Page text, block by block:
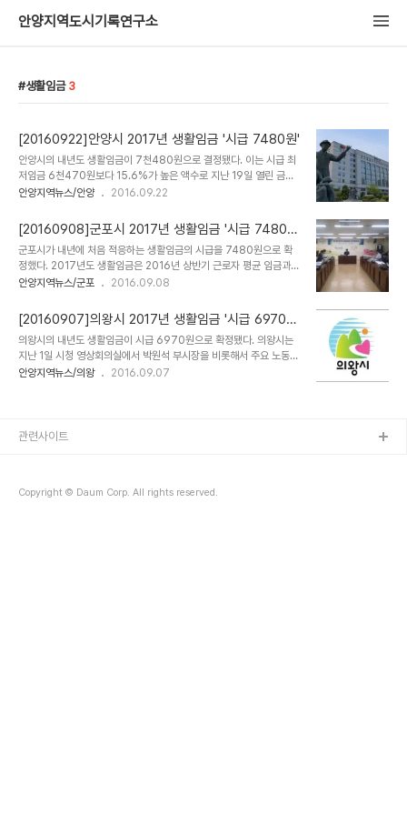
안양지역도시기록연구소
생활임금 3
[20160922]안양시 2017년 생활임금 '시급 7480원'
안양시의 내년도 생활임금이 7천480원으로 결정됐다. 이는 시급 최
저임금 6천470원보다 15.6%가 높은 액수로 지난 19일 열린 금년
도 제2차 노사민정 정례회의에서 내년도 생활임금을 심의해 최종 확
할 목적으로 지급되는 임금이다. 대상은 시 및 시 출자·출연기관 소속
근로자들로 내년부터 시행될 예정이다. 이필운 안양시장은 확정된 생
활임금이 저임금 근로자들의 삶의 질을 향상시키고, 사회적 약자 배려
와 함께 양극화 해소에도 기여할 수 있기를 희망한다고 전했다. 한편
이날 정례회의에서는 이밖에도 노사민정 공동선언에 따른 실천방안과
안양지역뉴스/안양 2016.09.22
[20160908]군포시 2017년 생활임금 '시급 7480
원'
군포시가 내년에 처음 적응하는 생활임금의 시급을 7480원으로 확
정했다. 2017년도 생활임금은 2016년 상반기 근로자 평균 임금과
경기도 생활물가지수 등을 고려해 결정했다는 것이 시의 설명이다. 이
와 예산을 총괄하는 부서의 장을 맡은 공무원 2명 등 총 7명으로 구성
된 ‘군포시 생활임금심의회’를 개최해 2017년도 생활임금을 심의․결
정했다. 따라서 내년 1월부터 시 출자․출연기관 소속 근로자, 시의 사
무를 위탁받은 기관의 근로자는 최저 시급으로 7천480원(월급 156
만3천320원)을 보장받는다. 생활임금은 근로자들의 인각적인 삶을
안양지역뉴스/군포 2016.09.08
[20160907]의왕시 2017년 생활임금 '시급 6970
원'
의왕시의 내년도 생활임금이 시급 6970원으로 확정됐다. 의왕시는
지난 1일 시청 영상회의실에서 박원석 부시장을 비롯해서 주요 노동계
·경영계·시민단체·시의원 등 각계 대표들이 참석한 가운데 열린 생활임
결정에 따라 시는 2017년에 의왕시 소속 및 출자·출연기관 소속 기간
관계자는 “생활임금보다 적은 임금을 ..
안양지역뉴스/의왕 2016.09.07
Copyright © Daum Corp. All rights reserved.
관련사이트